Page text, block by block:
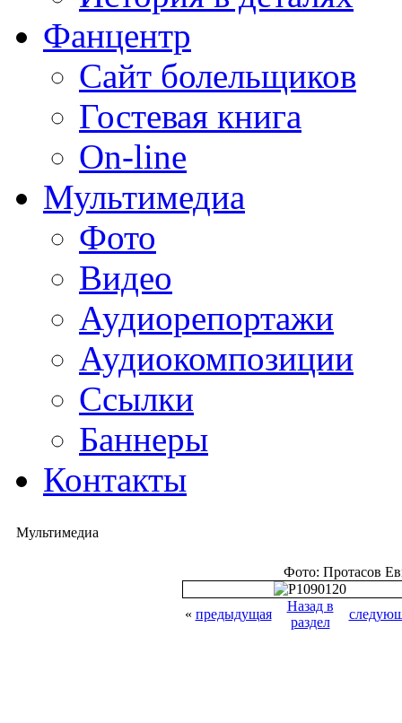
Фанцентр
Сайт болельщиков
Гостевая книга
On-line
Мультимедиа
Фото
Видео
Аудиорепортажи
Аудиокомпозиции
Ссылки
Баннеры
Контакты
Мультимедиа
Фото: Протасов
« предыдущая
Назад в
раздел